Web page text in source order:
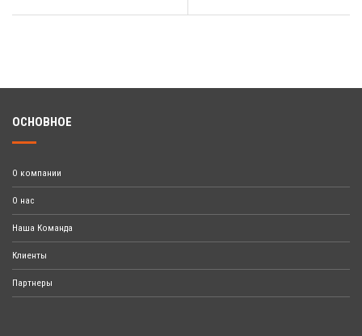
ОСНОВНОЕ
О компании
О нас
Наша Команда
Клиенты
Партнеры